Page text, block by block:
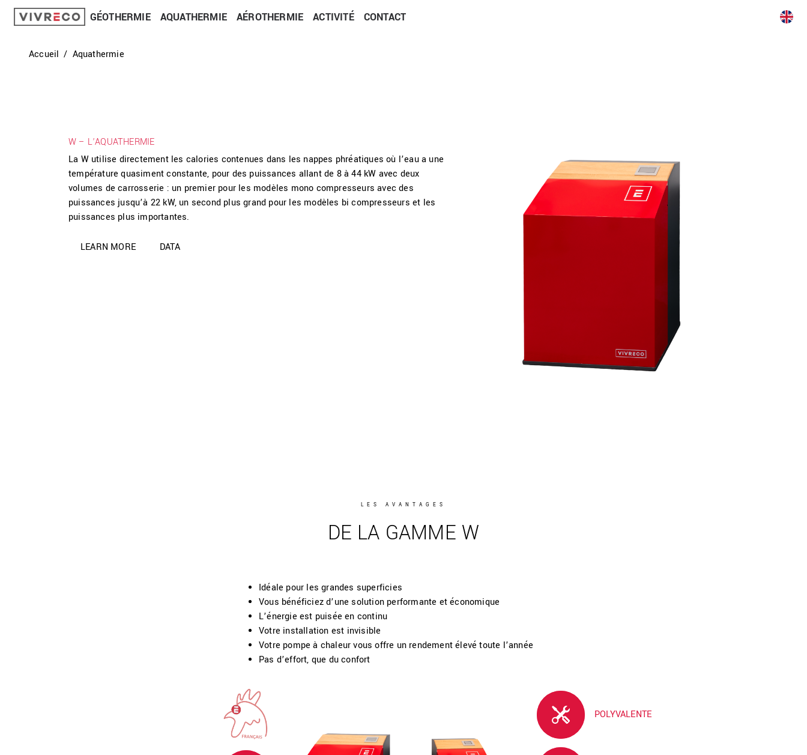
GÉOTHERMIE AQUATHERMIE AÉROTHERMIE ACTIVITÉ CONTACT
Accueil Aquathermie
W – L’AQUATHERMIE
La W utilise directement les calories contenues dans les nappes phréatiques où l’eau a une
température quasiment constante, pour des puissances allant de 8 à 44 kW avec deux
volumes de carrosserie : un premier pour les modèles mono compresseurs avec des
puissances jusqu’à 22 kW, un second plus grand pour les modèles bi compresseurs et les
puissances plus importantes.
LEARN MORE DATA
LES AVANTAGES
DE LA GAMME W
Idéale pour les grandes superficies
Vous bénéficiez d’une solution performante et économique
L’énergie est puisée en continu
Votre installation est invisible
Votre pompe à chaleur vous offre un rendement élevé toute l’année
Pas d’effort, que du confort
POLYVALENTE